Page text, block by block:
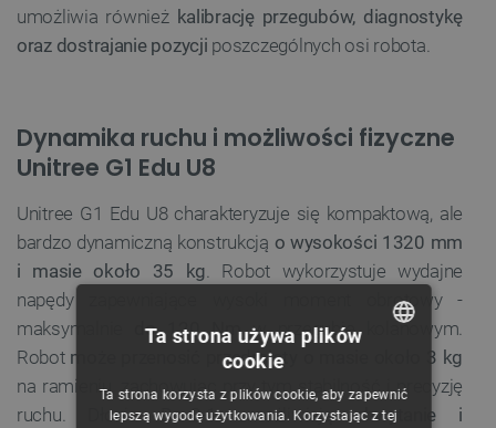
umożliwia również kalibrację przegubów, diagnostykę
oraz dostrajanie pozycji poszczególnych osi robota.
Dynamika ruchu i możliwości fizyczne
Unitree G1 Edu U8
Unitree G1 Edu U8 charakteryzuje się kompaktową, ale
bardzo dynamiczną konstrukcją o wysokości 1320 mm
i masie około 35 kg . Robot wykorzystuje wydajne
napędy zapewniające wysoki moment obrotowy -
maksymalnie
do 120 Nmw przegubie kolanowym.
Robot może przenosić przedmioty o masie około 3 kg
na ramieniu, zachowując przy tym stabilność i precyzję
ruchu. Dłonie Dex3-1 umożliwiająchwytanie i
CZECH
Ta strona używa plików
cookie
Ta strona korzysta z plików cookie, aby zapewnić
lepszą wygodę użytkowania. Korzystając z tej